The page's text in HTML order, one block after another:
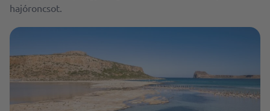
hajóroncsot.